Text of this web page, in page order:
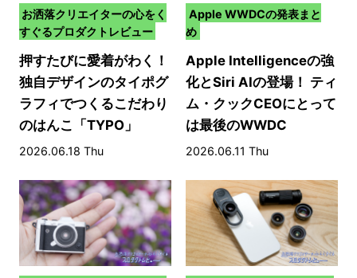
お洒落クリエイターの心をく
すぐるプロダクトレビュー
押すたびに愛着がわく！
独自デザインのタイポグ
ラフィでつくるこだわり
のはんこ「TYPO」
2026.06.18 Thu
Apple WWDCの発表まと
め
Apple Intelligenceの強
化とSiri AIの登場！ ティ
ム・クックCEOにとって
は最後のWWDC
2026.06.11 Thu